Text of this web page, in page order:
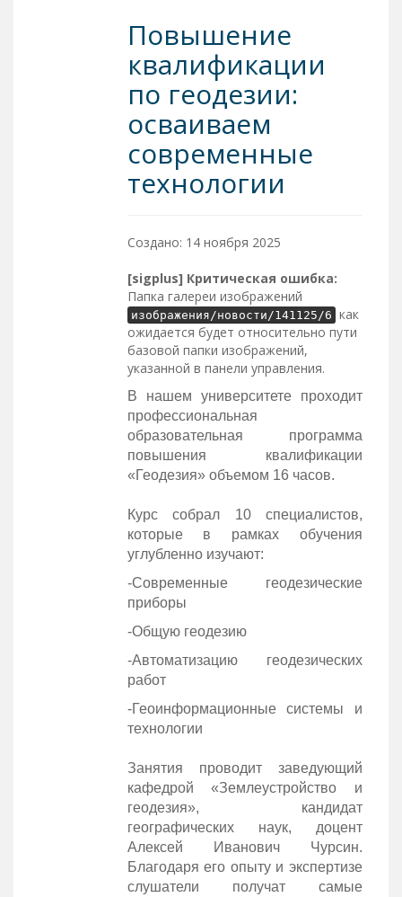
Повышение
квалификации
по геодезии:
осваиваем
современные
технологии
Создано: 14 ноября 2025
[sigplus] Критическая ошибка:
Папка галереи изображений
изображения/новости/141125/6 как
ожидается будет относительно пути
базовой папки изображений,
указанной в панели управления.
В нашем университете проходит
профессиональная
образовательная программа
повышения квалификации
«Геодезия» объемом 16 часов.
Курс собрал 10 специалистов,
которые в рамках обучения
углубленно изучают:
-Современные геодезические
приборы
-Общую геодезию
-Автоматизацию геодезических
работ
-Геоинформационные системы и
технологии
Занятия проводит заведующий
кафедрой «Землеустройство и
геодезия», кандидат
географических наук, доцент
Алексей Иванович Чурсин.
Благодаря его опыту и экспертизе
слушатели получат самые